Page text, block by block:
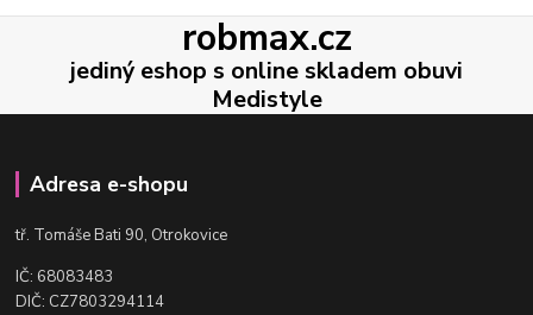
robmax.cz
jediný eshop s online skladem obuvi
Medistyle
Adresa e-shopu
tř. Tomáše Bati 90, Otrokovice
IČ: 68083483
DIČ: CZ7803294114